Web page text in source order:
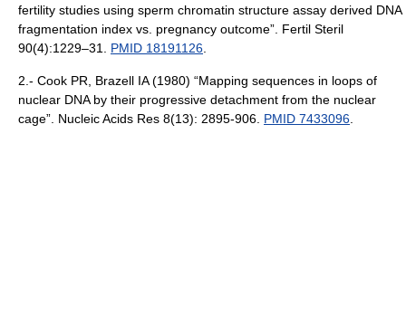
fertility studies using sperm chromatin structure assay derived DNA
fragmentation index vs. pregnancy outcome”. Fertil Steril
90(4):1229–31. PMID 18191126.
2.- Cook PR, Brazell IA (1980) “Mapping sequences in loops of
nuclear DNA by their progressive detachment from the nuclear
cage”. Nucleic Acids Res 8(13): 2895-906. PMID 7433096.